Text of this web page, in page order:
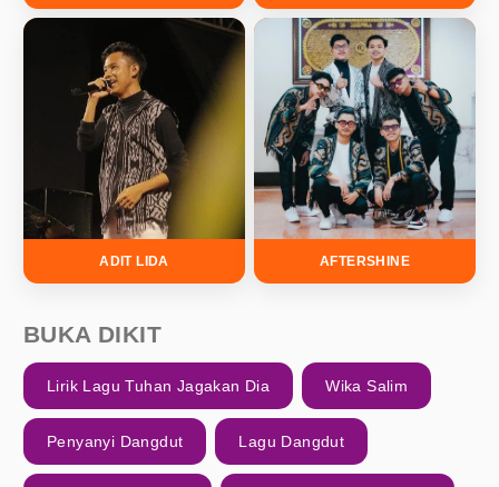
ADIT LIDA AFTERSHINE
BUKA DIKIT
Lirik Lagu Tuhan Jagakan Dia Wika Salim
Penyanyi Dangdut Lagu Dangdut